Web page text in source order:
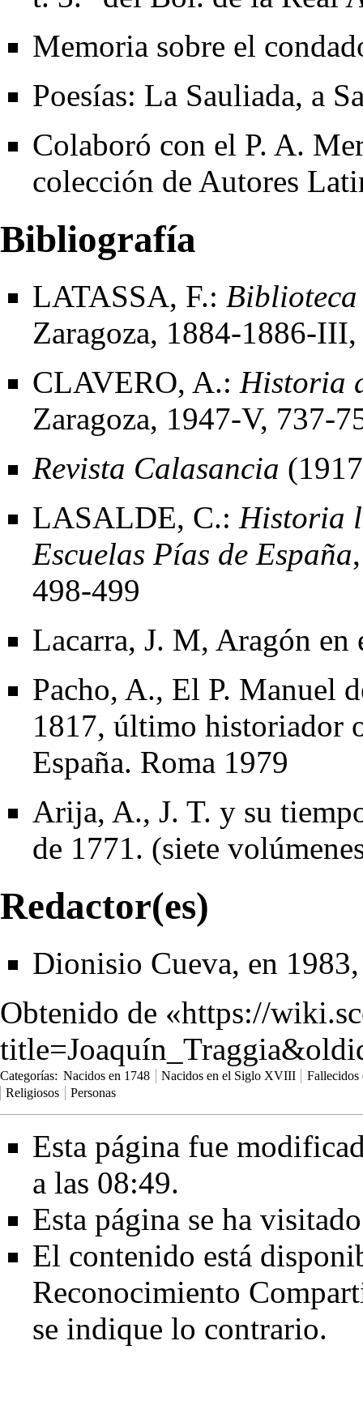
Memoria sobre el
Poesías: La Sauliada, a
Colaboró con el P. A.
colección de Autores
Bibliografía
LATASSA, F.: Biblioteca
Zaragoza, 1884-1886-III,
CLAVERO, A.: Historia
Zaragoza, 1947-V, 737-
Revista Calasancia
LASALDE, C.: Historia
Escuelas Pías de España
498-499
Lacarra, J. M, Aragón
Pacho, A., El P. Manuel
1817, último historiador
España. Roma 1979
Arija, A., J. T. y su
de 1771. (siete
Redactor(es)
Dionisio Cueva, en
Obtenido de «https://
Categorías: Nacidos en 1748 Nacidos en el Siglo XVIII
Fallecidos
Religiosos
Personas
Esta página fue
a las 08:49.
Esta página se ha
El contenido está
Reconocimiento
se indique lo contrario.